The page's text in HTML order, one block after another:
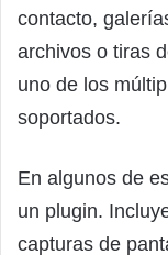
contacto,
archivos o tiras
uno de los
soportados.
En algunos de
un plugin.
capturas de